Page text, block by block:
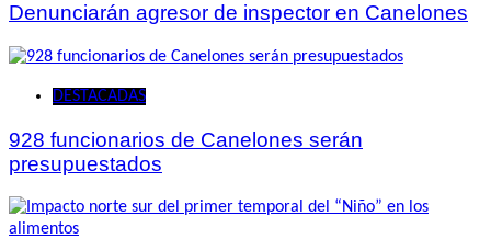
Denunciarán agresor de inspector en Canelones
DESTACADAS
928 funcionarios de Canelones serán
presupuestados